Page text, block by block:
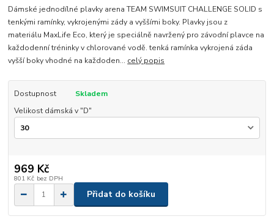
Dámské jednodílné plavky arena TEAM SWIMSUIT CHALLENGE SOLID s
tenkými ramínky, vykrojenými zády a vyššími boky. Plavky jsou z
materiálu MaxLife Eco, který je speciálně navržený pro závodní plavce na
každodenní tréninky v chlorované vodě. tenká ramínka vykrojená záda
vyšší boky vhodné na každoden... celý popis
Dostupnost
Skladem
Velikost dámská v "D"
969 Kč
801 Kč bez DPH
Přidat do košíku